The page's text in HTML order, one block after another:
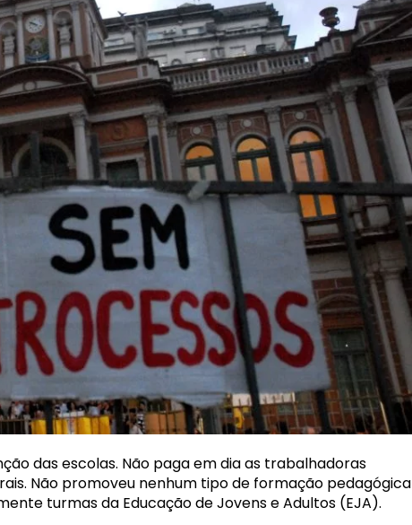
das escolas. Não paga em dia as trabalhadoras
Não promoveu nenhum tipo de formação pedagógica
turmas da Educação de Jovens e Adultos (EJA).